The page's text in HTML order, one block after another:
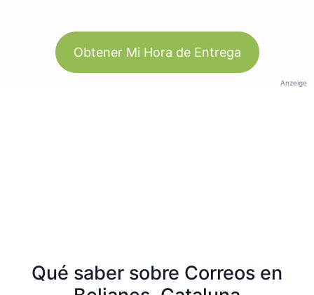
Obtener Mi Hora de Entrega
Anzeige
Qué saber sobre Correos en